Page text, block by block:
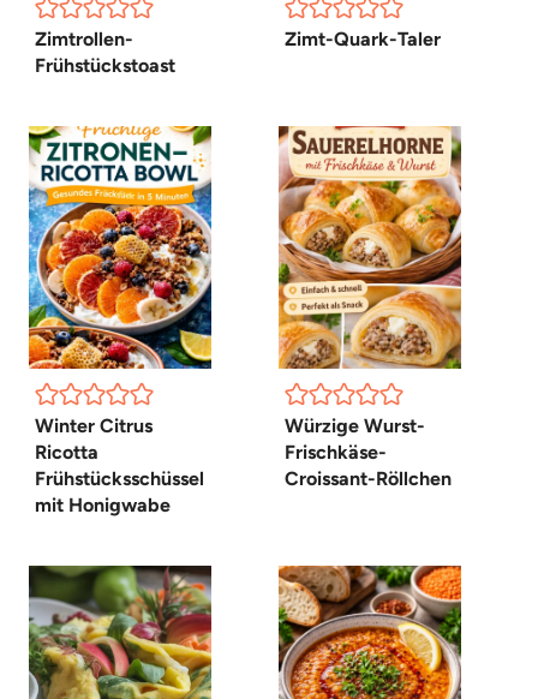
Zimtrollen-
Frühstückstoast
Zimt-Quark-Taler
Winter Citrus
Ricotta
Frühstücksschüssel
mit Honigwabe
Würzige Wurst-
Frischkäse-
Croissant-Röllchen